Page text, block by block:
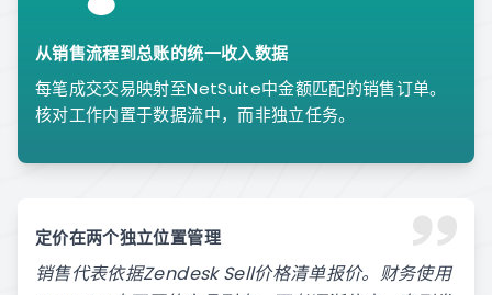
从销售流程到总账的统一收入数据
每笔成交交易映射至NetSuite中金额匹配的销售订单。
核对工作内置于数据流中，而非独立任务。
定价在两个独立位置管理
销售代表依据Zendesk Sell价格清单报价。财务使用